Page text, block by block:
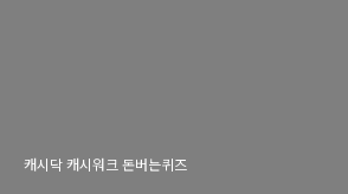
캐시닥 캐시워크 돈버는퀴즈